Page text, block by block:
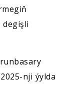
nji ýylda